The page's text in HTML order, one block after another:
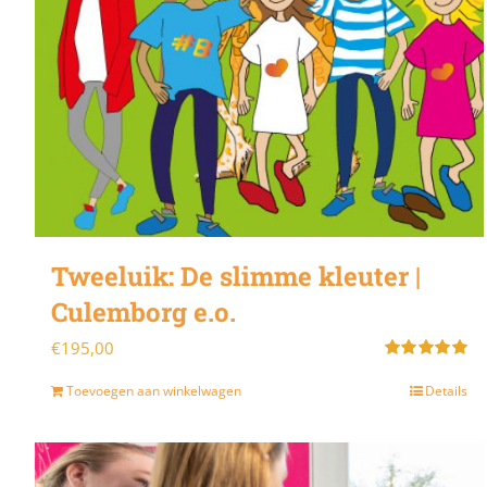
Tweeluik: De slimme kleuter |
Culemborg e.o.
5.00uit 5
€195,00
Toevoegen aan winkelwagen Details